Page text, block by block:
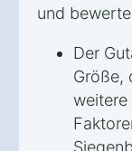
und
Der
Größe,
weitere